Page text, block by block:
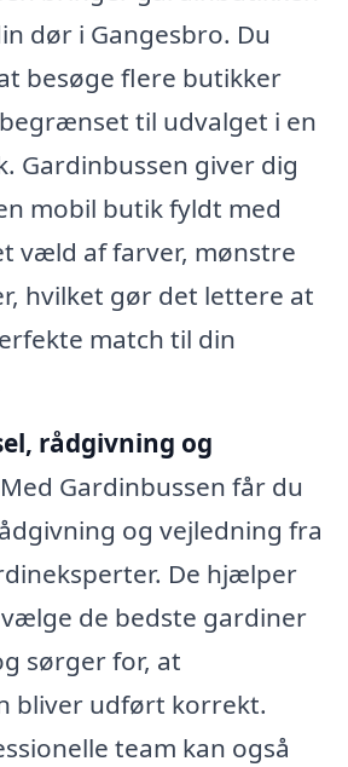
dør i Gangesbro. Du
besøge flere butikker
til udvalget i en
Gardinbussen giver dig
mobil butik fyldt med
væld af farver, mønstre
hvilket gør det lettere at
match til din
rådgivning og
Med Gardinbussen får du
og vejledning fra
De hjælper
de bedste gardiner
sørger for, at
bliver udført korrekt.
team kan også